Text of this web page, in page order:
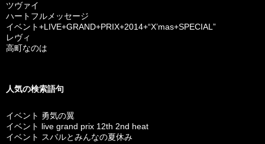
ツヴァイ
ハートフルメッセージ
イベント+LIVE+GRAND+PRIX+2014+“X’mas+SPECIAL”
レヴィ
高町なのは
人気の検索語句
イベント 勇気の翼
イベント live grand prix 12th 2nd heat
イベント スバルとみんなの夏休み